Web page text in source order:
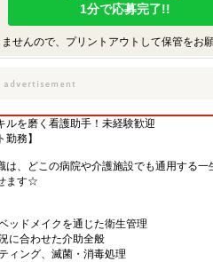
1分で応募完了!!
せんので、プリントアウトして保管をお願
を磨く看護助手！未経験歓迎
務】
、どこの病院や介護施設でも通用する一
ます☆
ッドメイクを通じた衛生管理
に合わせた介助全般
ィング、滅菌・消毒処理